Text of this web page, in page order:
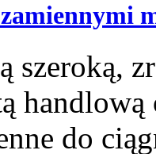
szeroką,
do